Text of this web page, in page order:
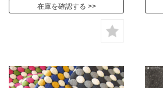
在庫を確認する